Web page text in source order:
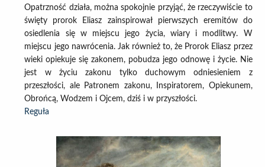
Opatrzność działa, można spokojnie przyjąć, że rzeczywiście to
święty prorok Eliasz zainspirował pierwszych eremitów do
osiedlenia się w miejscu jego życia, wiary i modlitwy. W
miejscu jego nawrócenia. Jak również to, że Prorok Eliasz przez
wieki opiekuje się zakonem, pobudza jego odnowę i życie. Nie
jest w życiu zakonu tylko duchowym odniesieniem z
przeszłości, ale Patronem zakonu, Inspiratorem, Opiekunem,
Obrońcą, Wodzem i Ojcem, dziś i w przyszłości.
Reguła